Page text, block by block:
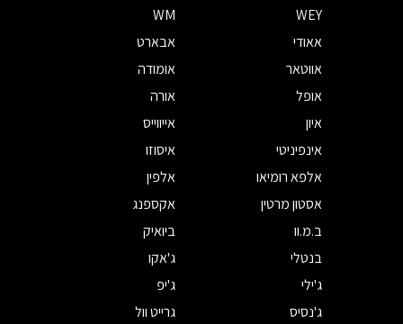
WEY
WM
אאודי
אבארט
אווטאר
אומודה
אופל
אורה
איון
אייווייס
אינפיניטי
איסוזו
אלפא רומיאו
אלפין
אסטון מרטין
אקספנג
ב.מ.וו
ביואיק
בנטלי
ג'אקו
ג'ילי
ג'יפ
ג'נסיס
גרייט וול